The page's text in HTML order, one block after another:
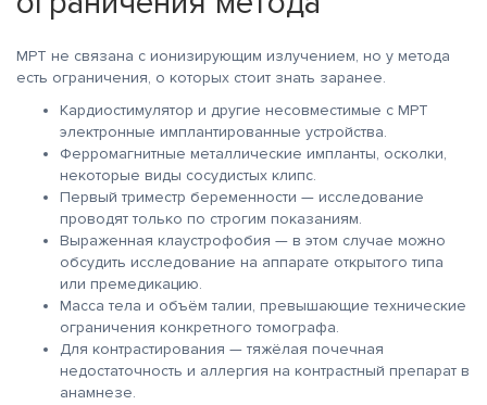
МРТ не связана с ионизирующим излучением, но у метода
есть ограничения, о которых стоит знать заранее.
Кардиостимулятор и другие несовместимые с МРТ
электронные имплантированные устройства.
Ферромагнитные металлические импланты, осколки,
некоторые виды сосудистых клипс.
Первый триместр беременности — исследование
проводят только по строгим показаниям.
Выраженная клаустрофобия — в этом случае можно
обсудить исследование на аппарате открытого типа
или премедикацию.
Масса тела и объём талии, превышающие технические
ограничения конкретного томографа.
Для контрастирования — тяжёлая почечная
недостаточность и аллергия на контрастный препарат в
анамнезе.